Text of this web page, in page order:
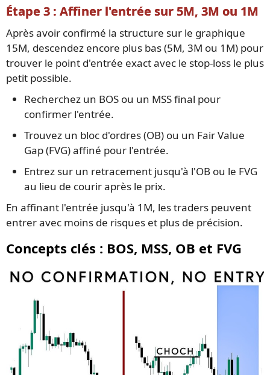
Étape 3 : Affiner l'entrée sur 5M, 3M ou 1M
Après avoir confirmé la structure sur le graphique
15M, descendez encore plus bas (5M, 3M ou 1M) pour
trouver le point d'entrée exact avec le stop-loss le plus
petit possible.
Recherchez un BOS ou un MSS final pour
confirmer l'entrée.
Trouvez un bloc d'ordres (OB) ou un Fair Value
Gap (FVG) affiné pour l'entrée.
Entrez sur un retracement jusqu'à l'OB ou le FVG
au lieu de courir après le prix.
En affinant l'entrée jusqu'à 1M, les traders peuvent
entrer avec moins de risques et plus de précision.
Concepts clés : BOS, MSS, OB et FVG